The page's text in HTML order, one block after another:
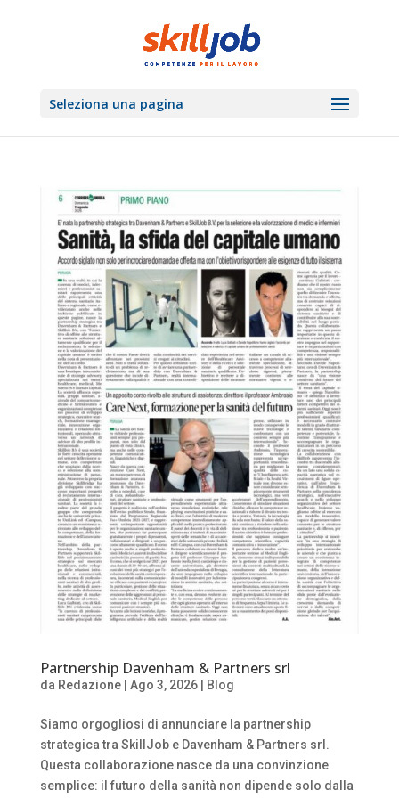
Seleziona una pagina
Partnership Davenham & Partners srl
da Redazione| Ago 3, 2026| Blog
Siamo orgogliosi di annunciare la partnership
strategica tra SkillJob e Davenham & Partners srl.
Questa collaborazione nasce da una convinzione
semplice: il futuro della sanità non dipende solo dalla